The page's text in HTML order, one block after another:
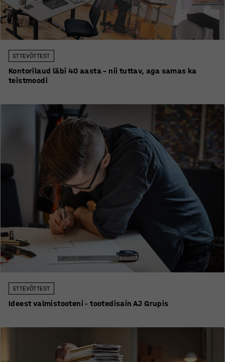
ETTEVÕTTEST
Kontorilaud läbi 40 aasta – nii tuttav, aga samas ka
teistmoodi
ETTEVÕTTEST
Ideest valmistooteni - tootedisain AJ Grupis